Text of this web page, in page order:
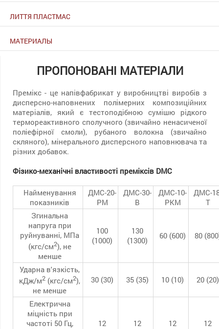
ЛИТТЯ ПЛАСТМАС
МАТЕРИАЛЫ
ПРОПОНОВАНІ МАТЕРІАЛИ
Премікс - це напівфабрикат у виробництві виробів з
дисперсно-наповнених полімерних композиційних
матеріалів, який є тестоподібною сумішю рідкого
термореактивного сполучного (звичайно ненасиченої
поліефірної смоли), рубаного волокна (звичайно
скляного), мінерального дисперсного наповнювача та
різних добавок.
Фізико-механічні властивості преміксів DMC
Найменування
показників
ДМС-20-
РМ
ДМС-30-
B
ДМС-10-
PKM
ДМС-
T
Згинальна
напруга при
руйнуванні, МПа
(кгс/см2), не
менше
100
(1000)
130
(1300)
60 (600) 80
Ударна в'язкість,
кДж/м2 (кгс/см2),
не менше
30 (30) 35 (35) 10 (10) 20 (20)
Електрична
міцність при
частоті 50 Гц,
12 12 12 12